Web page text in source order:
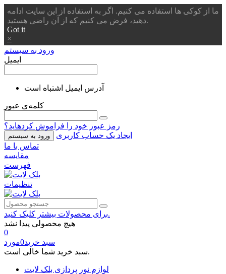
ما از کوکی ها استفاده می کنیم. اگر به استفاده از این سایت ادامه
دهید، فرض می کنیم که از آن راضی هستید.
Got it
×
ورود به سیستم
ایمیل
آدرس ایمیل اشتباه است
کلمه‌ی عبور
رمز عبور خود را فراموش کردهاید؟
ورود به سیستم
ایجاد یک حساب کاربری
تماس با ما
مقایسه
فهرست
تنظیمات
برای محصولات بیشتر کلیک کنید.
هیچ محصولی پیدا نشد
0
سبد خرید0مورد
سبد خرید شما خالی است.
لوازم نور پردازی بلک لایت